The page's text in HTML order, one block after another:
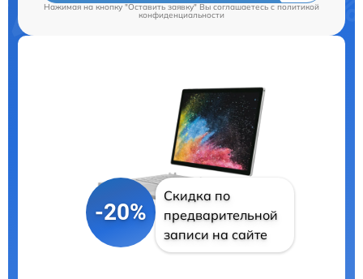
Нажимая на кнопку "Оставить заявку" Вы соглашаетесь cполитикой
конфиденциальности
-20%
Скидка по
предварительной
записи на сайте